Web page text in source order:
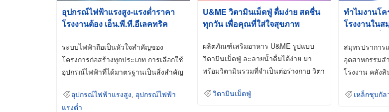
อุปกรณ์ไฟฟ้าแรงสูง-แรงต่ำราคา
โรงงานต้อง เอ็น.พี.ที.อีเลคทริค
ระบบไฟฟ้าถือเป็นหัวใจสำคัญของ
โครงการก่อสร้างทุกประเภท การเลือกใช้
อุปกรณ์ไฟฟ้าที่ได้มาตรฐานเป็นสิ่งสำคัญ
อุปกรณ์ไฟฟ้าแรงสูง
อุปกรณ์ไฟฟ้า
แรงต่ำ
U&ME วิตามินเม็ดฟู่ ดื่มง่าย สดชื่น
ทุกวัน เพื่อคุณที่ใส่ใจสุขภาพ
ผลิตภัณฑ์เสริมอาหาร U&ME รูปแบบ
วิตามินเม็ดฟู่ ละลายน้ำดื่มได้ง่าย มา
พร้อมวิตามินรวมที่จำเป็นต่อร่างกาย วิตา
วิตามินเม็ดฟู่
ทำไมงานโ
โรงงานในส
Galvanized)
สมุทรปรากา
อุตสาหกรรมส
โรงงาน คลัง
เหล็กชุบกัล